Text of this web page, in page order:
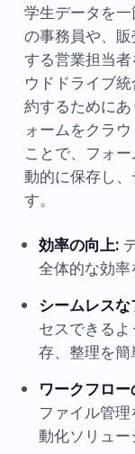
学生データを
の事務員や、
する営業担当
ウドドライブ
約するために
ォームをクラ
ことで、フォ
動的に保存し
す。
効率の向上:
全体的な効率
シームレス
セスできる
存、整理を簡
ワークフロ
ファイル管
動化ソリュー